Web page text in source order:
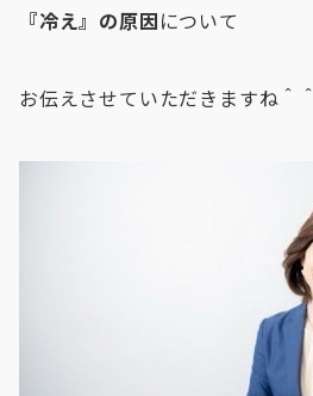
『冷え』の原因について
お伝えさせていただきますね＾＾